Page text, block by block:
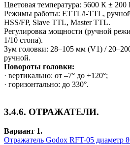
Цветовая температура: 5600 К ± 200
Режимы работы: ETTL/i‑TTL,
HSS/FP, Slave TTL, Master TTL.
Регулировка мощности (ручной
1/10 стопа).
Зум головки: 28–105 мм (V1) /
ручной.
Повороты головки:
· вертикально: от –7° до +120°;
· горизонтально: до 330°.
3.4.6. ОТРАЖАТЕЛИ.
Вариант 1.
Отражатель Godox RFT-05 диаметр